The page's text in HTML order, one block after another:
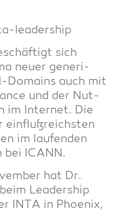
sich
neu­er gene­ri­
Domains auch mit
und der Nut­
im Inter­net. Die
ein­fluß­reichs­ten
im lau­fen­den
ICANN.
hat Dr.
Lea­der­ship
INTA in Phoe­nix,